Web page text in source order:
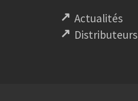
Actualités
Distributeurs